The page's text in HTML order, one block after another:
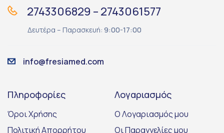
2743306829 – 2743061577
Δευτέρα – Παρασκευή: 9:00-17:00
info@fresiamed.com
Πληροφορίες
Όροι Χρήσης
Πολιτική Απορρήτου
Λογαριασμός
Ο Λογαριασμός μου
Οι Παραγγελίες μου